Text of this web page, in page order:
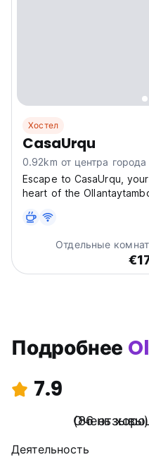
Хостел
CasaUrqu
0.92km от центра города
Escape to CasaUrqu,
heart of the
perfectly situated at 1989
waking up to
Отдельные
Подробнее
7.9
Очень
(86 отзывы)
Деятельность